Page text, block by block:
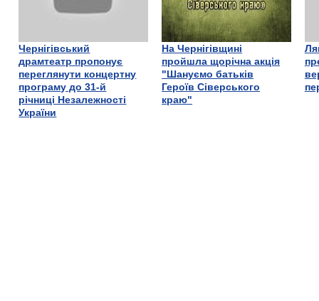
Чернігівський
драмтеатр пропонує
переглянути концертну
програму до 31-й
річниці Незалежності
України
На Чернігівщині
пройшла щорічна акція
"Шануємо батьків
Героїв Сіверського
краю"